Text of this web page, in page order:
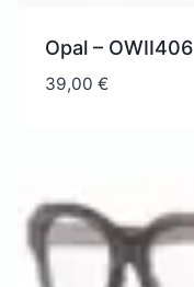
Opal – OWII406
39,00€